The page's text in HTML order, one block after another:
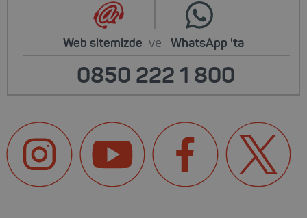
Web sitemizde ve WhatsApp 'ta
0850 222 1 800